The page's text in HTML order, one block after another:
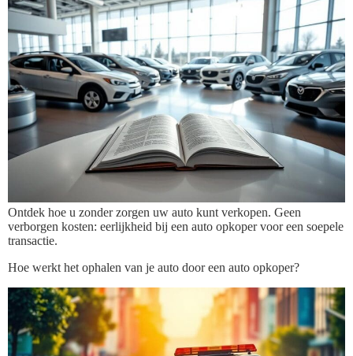
Ontdek hoe u zonder zorgen uw auto kunt verkopen. Geen
verborgen kosten: eerlijkheid bij een auto opkoper voor een soepele
transactie.
Hoe werkt het ophalen van je auto door een auto opkoper?